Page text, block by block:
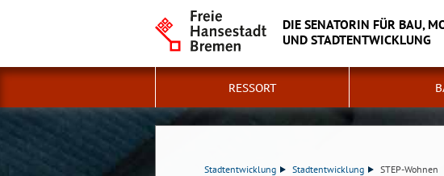
DIE SENATORIN FÜR BAU,
UND STADTENTWICKLUNG
RESSORT
Stadtentwicklung Stadtentwicklung STEP-Wohnen